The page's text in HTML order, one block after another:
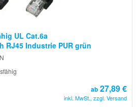
UL Cat.6a
RJ45 Industrie PUR grün
ab 27,89 €
inkl. MwSt., zzgl. Versand